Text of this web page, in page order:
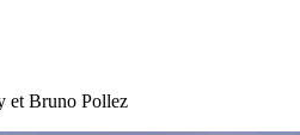
et Bruno Pollez